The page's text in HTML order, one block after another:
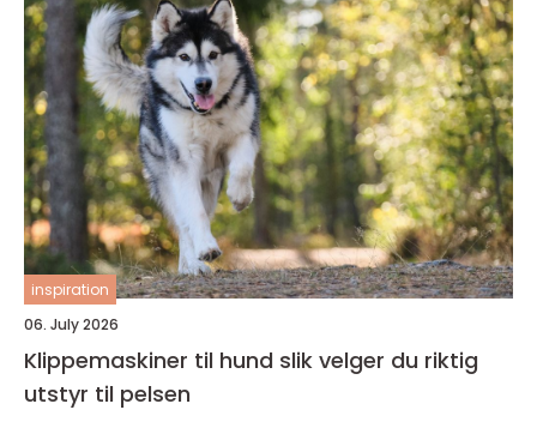
inspiration
06. July 2026
Klippemaskiner til hund slik velger du riktig
utstyr til pelsen